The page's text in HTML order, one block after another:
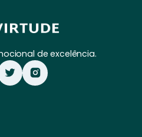
de excelência.